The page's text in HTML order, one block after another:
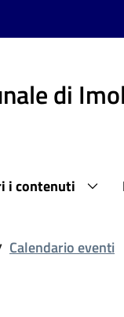
di
i contenuti
Calendario eventi